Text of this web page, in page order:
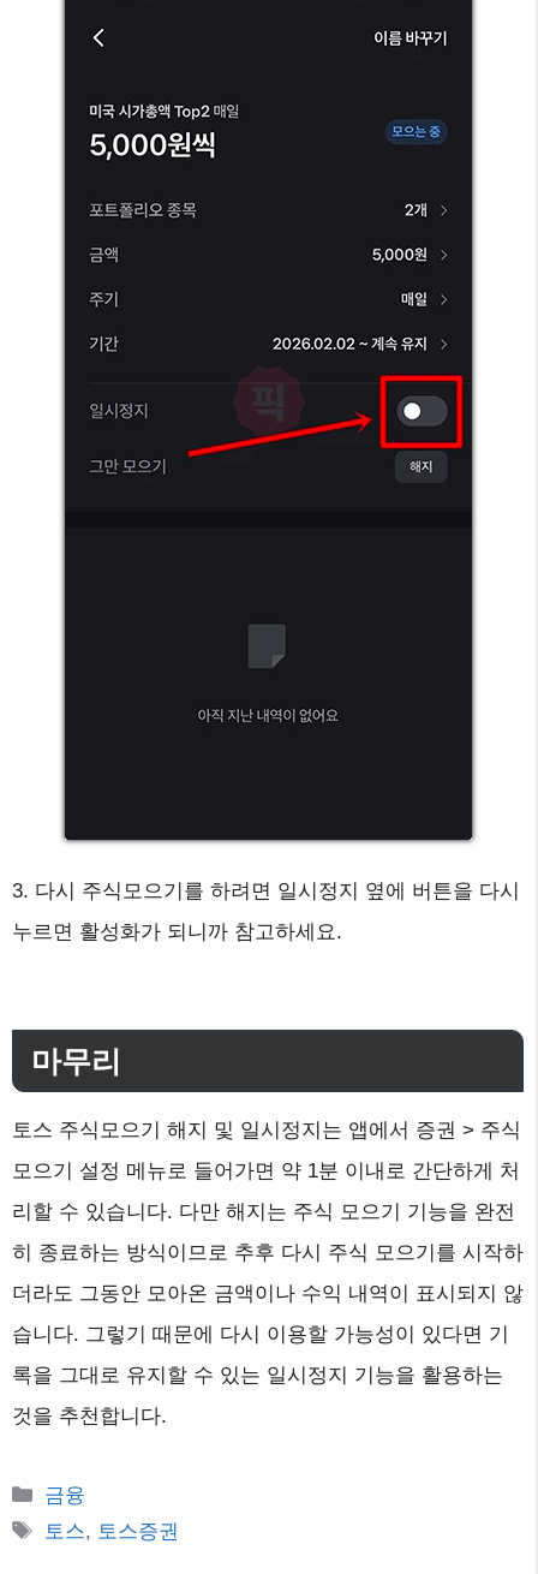
3. 다시 주식모으기를 하려면 일시정지 옆에 버튼을 다시
누르면 활성화가 되니까 참고하세요.
마무리
토스 주식모으기 해지 및 일시정지는 앱에서 증권 > 주식
모으기 설정 메뉴로 들어가면 약 1분 이내로 간단하게 처
리할 수 있습니다. 다만 해지는 주식 모으기 기능을 완전
히 종료하는 방식이므로 추후 다시 주식 모으기를 시작하
더라도 그동안 모아온 금액이나 수익 내역이 표시되지 않
습니다. 그렇기 때문에 다시 이용할 가능성이 있다면 기
록을 그대로 유지할 수 있는 일시정지 기능을 활용하는
것을 추천합니다.
카
테
금융
태
토스, 토스증권